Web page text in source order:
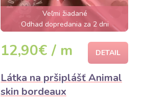
Veľmi žiadané
Odhad dopredania za 2 dni
12,90€ / m DETAIL
Látka na pršiplášť Animal
skin bordeaux